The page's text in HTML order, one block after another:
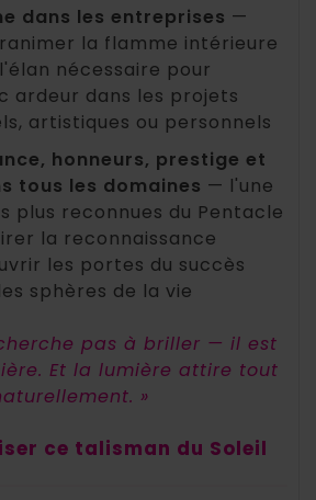
dans les entreprises —
la flamme intérieure
nécessaire pour
ardeur dans les projets
artistiques ou personnels
honneurs, prestige et
tous les domaines — l'une
plus reconnues du Pentacle
la reconnaissance
les portes du succès
sphères de la vie
pas à briller — il est
Et la lumière attire tout
»
ce talisman du Soleil